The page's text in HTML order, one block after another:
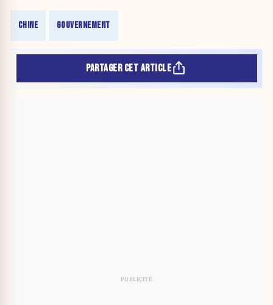
CHINE GOUVERNEMENT
PARTAGER CET ARTICLE